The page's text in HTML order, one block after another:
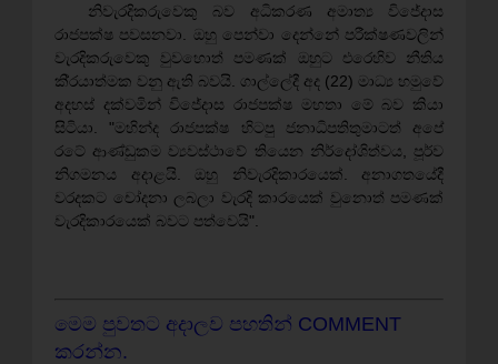
නිවැරදිකරුවෙකු බව අධිකරණ අමාත්‍ය විජේදාස
රාජපක්ෂ පවසනවා. ඔහු පෙන්වා දෙන්නේ පරීක්ෂණවලින්
වැරදිකරුවෙකු වුවහොත් පමණක් ඔහුට එරෙහිව නීතිය
කි‍්‍රයාත්මක වනු ඇති බවයි. ගාල්ලේදී අද (22) මාධ්‍ය හමුවේ
අදහස් දක්වමින් විජේදාස රාජපක්ෂ මහතා මේ බව කියා
සිටියා. "මහින්ද රාජපක්ෂ හිටපු ජනාධිපතිතුමාටත් අපේ
රටේ ආණ්ඩුකම ව්‍යවස්ථාවේ තියෙන නිර්දෝශිත්වය, පූර්ව
නිගමනය අදාළයි. ඔහු නිවැරදිකාරයෙක්. අනාගතයේදී
වරදකට චෝදනා ලබලා වැරදි කාරයෙක් වුනොත් පමණක්
වැරදිකාරයෙක් බවට පත්වෙයි".
මෙම පුවතට අදාලව පහතින් COMMENT
කරන්න.